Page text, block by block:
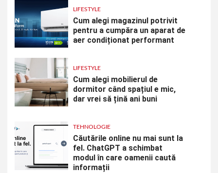
LIFESTYLE
Cum alegi magazinul potrivit
pentru a cumpăra un aparat de
aer condiționat performant
LIFESTYLE
Cum alegi mobilierul de
dormitor când spațiul e mic,
dar vrei să țină ani buni
TEHNOLOGIE
Căutările online nu mai sunt la
fel. ChatGPT a schimbat
modul în care oamenii caută
informații